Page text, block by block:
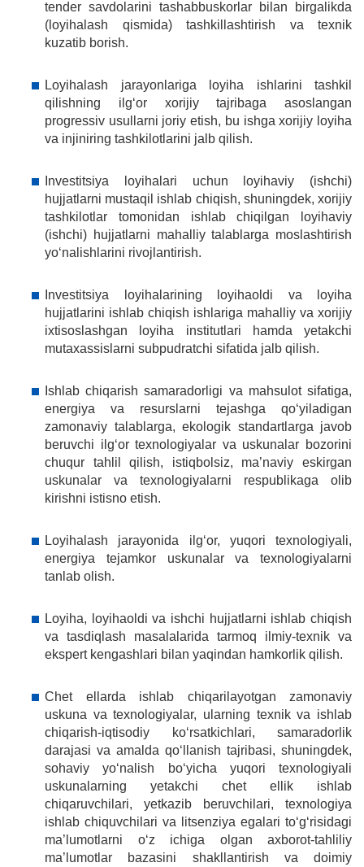
tender savdolarini tashabbuskorlar bilan birgalikda
(loyihalash qismida) tashkillashtirish va texnik
kuzatib borish.
Loyihalash jarayonlariga loyiha ishlarini tashkil
qilishning ilg‘or xorijiy tajribaga asoslangan
progressiv usullarni joriy etish, bu ishga xorijiy loyiha
va injiniring tashkilotlarini jalb qilish.
Investitsiya loyihalari uchun loyihaviy (ishchi)
hujjatlarni mustaqil ishlab chiqish, shuningdek, xorijiy
tashkilotlar tomonidan ishlab chiqilgan loyihaviy
(ishchi) hujjatlarni mahalliy talablarga moslashtirish
yoʻnalishlarini rivojlantirish.
Investitsiya loyihalarining loyihaoldi va loyiha
hujjatlarini ishlab chiqish ishlariga mahalliy va xorijiy
ixtisoslashgan loyiha institutlari hamda yetakchi
mutaxassislarni subpudratchi sifatida jalb qilish.
Ishlab chiqarish samaradorligi va mahsulot sifatiga,
energiya va resurslarni tejashga qoʻyiladigan
zamonaviy talablarga, ekologik standartlarga javob
beruvchi ilgʻor texnologiyalar va uskunalar bozorini
chuqur tahlil qilish, istiqbolsiz, ma’naviy eskirgan
uskunalar va texnologiyalarni respublikaga olib
kirishni istisno etish.
Loyihalash jarayonida ilgʻor, yuqori texnologiyali,
energiya tejamkor uskunalar va texnologiyalarni
tanlab olish.
Loyiha, loyihaoldi va ishchi hujjatlarni ishlab chiqish
va tasdiqlash masalalarida tarmoq ilmiy-texnik va
ekspert kengashlari bilan yaqindan hamkorlik qilish.
Chet ellarda ishlab chiqarilayotgan zamonaviy
uskuna va texnologiyalar, ularning texnik va ishlab
chiqarish-iqtisodiy ko‘rsatkichlari, samaradorlik
darajasi va amalda qo‘llanish tajribasi, shuningdek,
sohaviy yo‘nalish bo‘yicha yuqori texnologiyali
uskunalarning yetakchi chet ellik ishlab
chiqaruvchilari, yetkazib beruvchilari, texnologiya
ishlab chiquvchilari va litsenziya egalari to‘g‘risidagi
ma’lumotlarni o‘z ichiga olgan axborot-tahliliy
ma’lumotlar bazasini shakllantirish va doimiy